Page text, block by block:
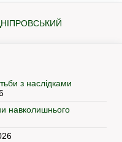
з наслідками
навколишнього